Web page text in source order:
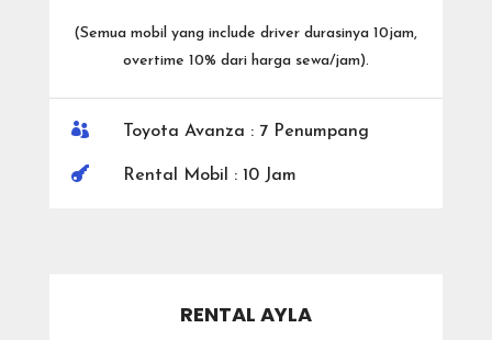
(Semua mobil yang include driver durasinya 10jam,
overtime 10% dari harga sewa/jam).
 Toyota Avanza : 7 Penumpang
 Rental Mobil : 10 Jam
RENTAL AYLA